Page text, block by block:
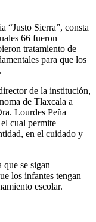
“Justo Sierra”, consta
66 fueron
tratamiento de
para que los
de la institución,
de Tlaxcala a
Lourdes Peña
cual permite
en el cuidado y
se sigan
los infantes tengan
escolar.